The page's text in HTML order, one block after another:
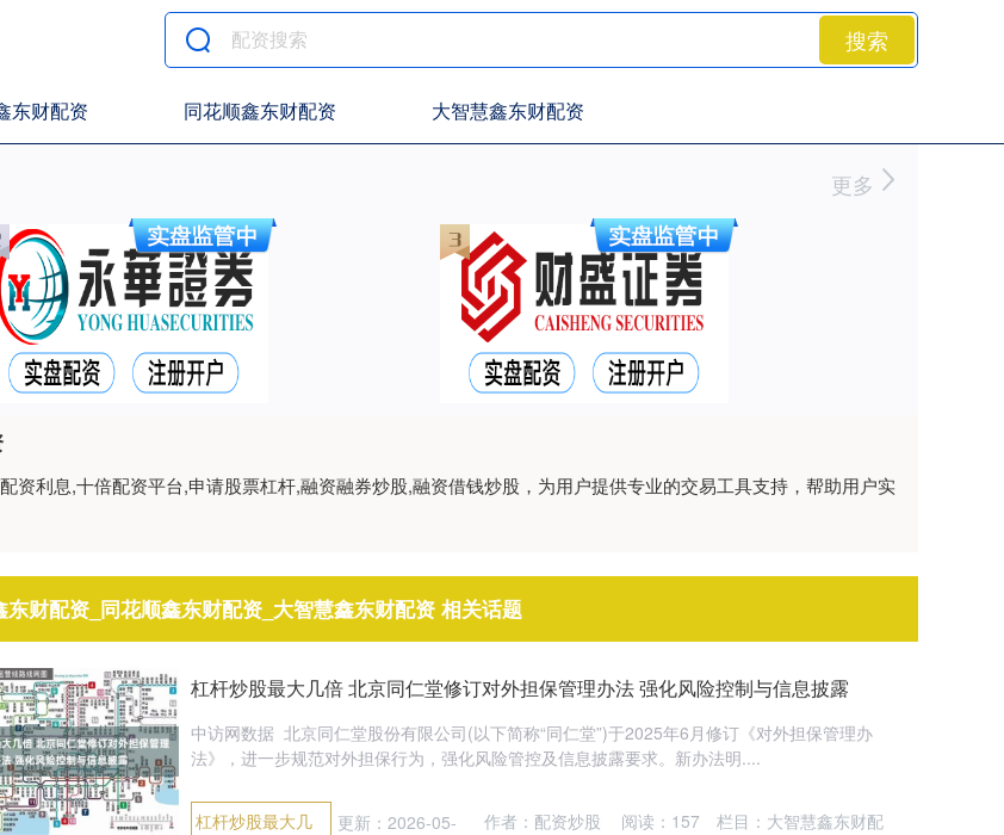
搜索
东财配资 同花顺鑫东财配资 大智慧鑫东财配资
更多
资利息,十倍配资平台,申请股票杠杆,融资融券炒股,融资借钱炒股，为用户提供专业的交易工具支持，帮助用户实
东财配资_同花顺鑫东财配资_大智慧鑫东财配资 相关话题
杠杆炒股最大几倍 北京同仁堂修订对外担保管理办法 强化风险控制与信息披露
中访网数据 北京同仁堂股份有限公司(以下简称“同仁堂”)于2025年6月修订《对外担保管理办
法》，进一步规范对外担保行为，强化风险管控及信息披露要求。新办法明....
杠杆炒股最大几
更新：2026-05-
作者：配资炒股
阅读： 157 栏目： 大智慧鑫东财配